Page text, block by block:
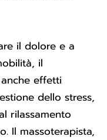
il dolore e a
il
effetti
dello stress,
rilassamento
Il massoterapista,